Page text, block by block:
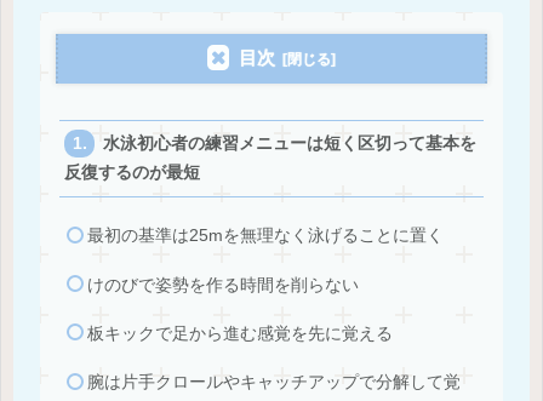
目次
水泳初心者の練習メニューは短く区切って基本を
反復するのが最短
最初の基準は25mを無理なく泳げることに置く
けのびで姿勢を作る時間を削らない
板キックで足から進む感覚を先に覚える
腕は片手クロールやキャッチアップで分解して覚